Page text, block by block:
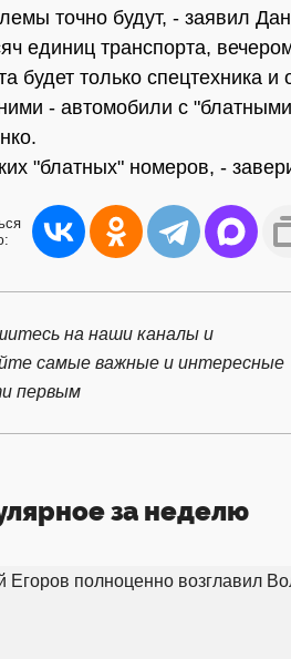
точно будут, - заявил
единиц транспорта,
будет только спецтехника
- автомобили с
"блатных" номеров, -
на наши каналы и
самые важные и интересные
первым
за неделю